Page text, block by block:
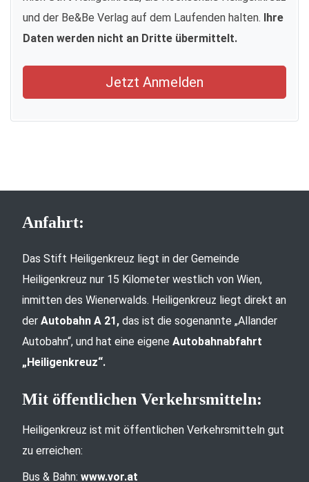
und der Be&Be Verlag auf dem Laufenden halten. Ihre
Daten werden nicht an Dritte übermittelt.
Jetzt Anmelden
Anfahrt:
Das Stift Heiligenkreuz liegt in der Gemeinde
Heiligenkreuz nur 15 Kilometer westlich von Wien,
inmitten des Wienerwalds. Heiligenkreuz liegt direkt an
der Autobahn A 21, das ist die sogenannte „Allander
Autobahn“, und hat eine eigene Autobahnabfahrt
„Heiligenkreuz“.
Mit öffentlichen Verkehrsmitteln:
Heiligenkreuz ist mit öffentlichen Verkehrsmitteln gut
zu erreichen:
Bus & Bahn: www.vor.at